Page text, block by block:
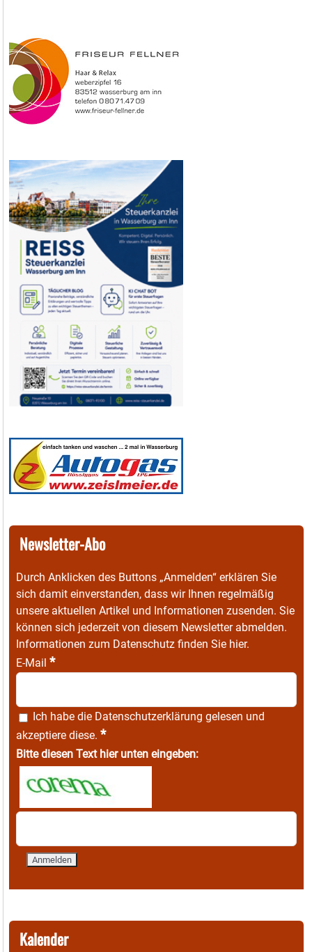
Newsletter-Abo
Durch Anklicken des Buttons „Anmelden“ erklären Sie
sich damit einverstanden, dass wir Ihnen regelmäßig
unsere aktuellen Artikel und Informationen zusenden. Sie
können sich jederzeit von diesem Newsletter abmelden.
Informationen zum Datenschutz finden Sie hier.
E-Mail *
Ich habe die Datenschutzerklärung gelesen und
akzeptiere diese. *
Bitte diesen Text hier unten eingeben:
Kalender